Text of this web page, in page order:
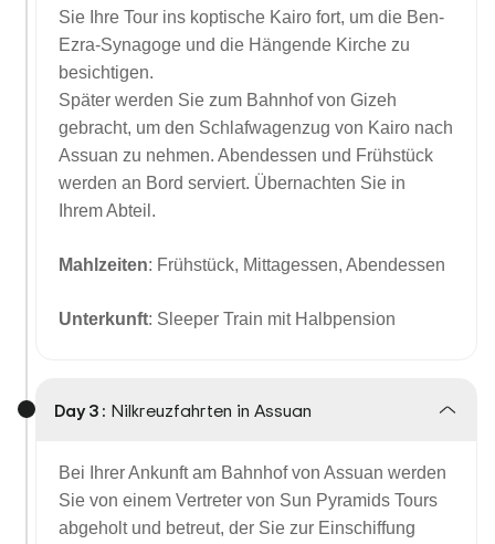
Sie Ihre Tour ins koptische Kairo fort, um die Ben-
Ezra-Synagoge und die Hängende Kirche zu
besichtigen.
Später werden Sie zum Bahnhof von Gizeh
gebracht, um den Schlafwagenzug von Kairo nach
Assuan zu nehmen. Abendessen und Frühstück
werden an Bord serviert. Übernachten Sie in
Ihrem Abteil.
Mahlzeiten: Frühstück, Mittagessen, Abendessen
Unterkunft: Sleeper Train mit Halbpension
Day 3 : Nilkreuzfahrten in Assuan
Bei Ihrer Ankunft am Bahnhof von Assuan werden
Sie von einem Vertreter von Sun Pyramids Tours
abgeholt und betreut, der Sie zur Einschiffung